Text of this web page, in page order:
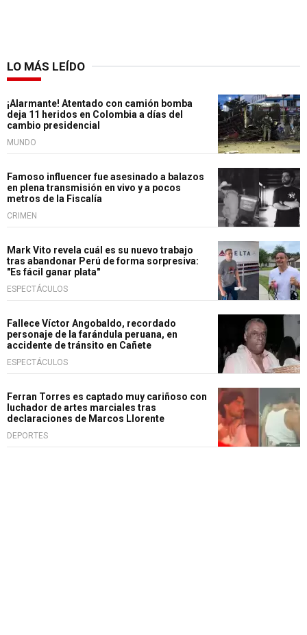
LO MÁS LEÍDO
¡Alarmante! Atentado con camión bomba
deja 11 heridos en Colombia a días del
cambio presidencial
MUNDO
Famoso influencer fue asesinado a balazos
en plena transmisión en vivo y a pocos
metros de la Fiscalía
CRIMEN
Mark Vito revela cuál es su nuevo trabajo
tras abandonar Perú de forma sorpresiva:
"Es fácil ganar plata"
ESPECTÁCULOS
Fallece Víctor Angobaldo, recordado
personaje de la farándula peruana, en
accidente de tránsito en Cañete
ESPECTÁCULOS
Ferran Torres es captado muy cariñoso con
luchador de artes marciales tras
declaraciones de Marcos Llorente
DEPORTES